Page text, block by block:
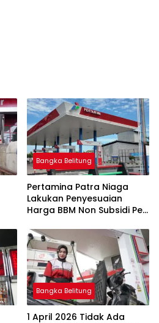
Bangka Belitung
Pertamina Patra Niaga
Lakukan Penyesuaian
Harga BBM Non Subsidi Per
Bangka Belitung
1 April 2026 Tidak Ada